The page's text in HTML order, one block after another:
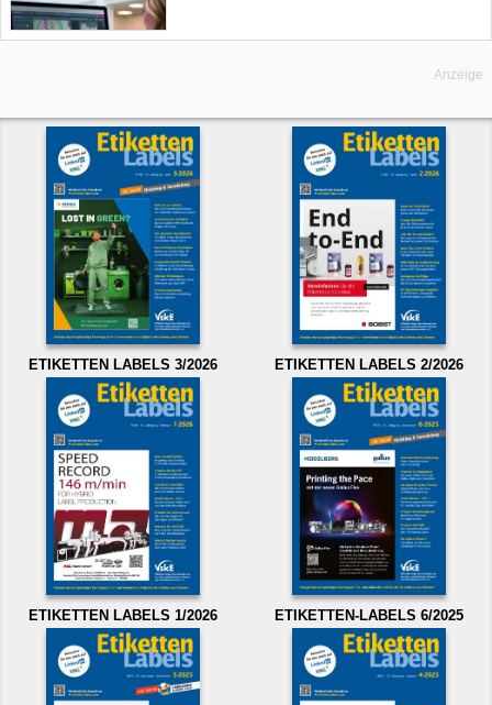
Anzeige
ETIKETTEN LABELS 3/2026 ETIKETTEN LABELS 2/2026
ETIKETTEN LABELS 1/2026 ETIKETTEN-LABELS 6/2025